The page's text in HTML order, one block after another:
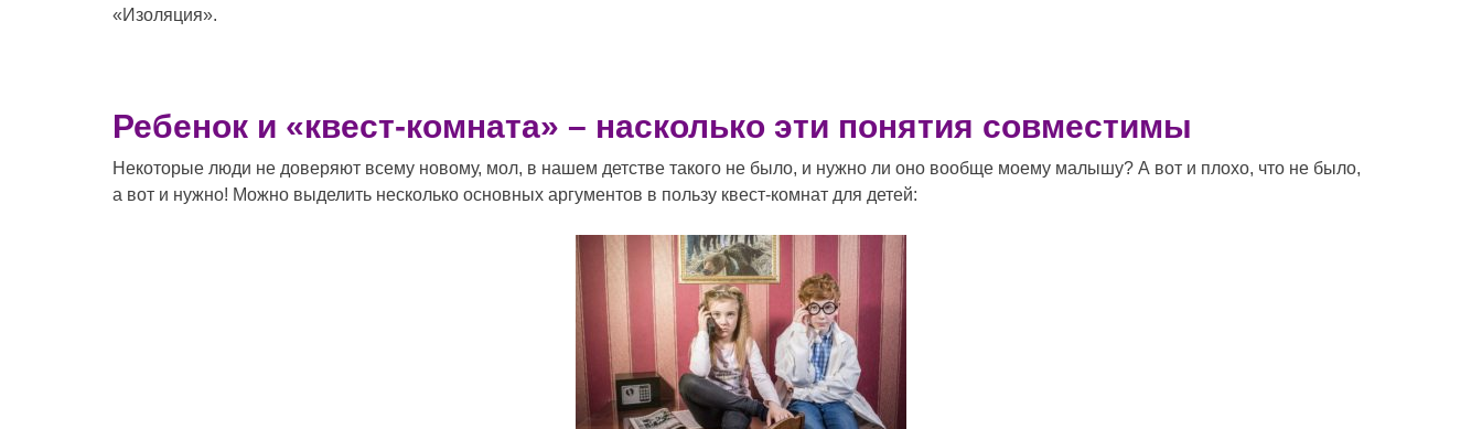
«Изоляция».
Ребенок и «квест-комната» – насколько эти понятия совместимы
Некоторые люди не доверяют всему новому, мол, в нашем детстве такого не было, и нужно ли оно вообще моему малышу? А вот и плохо, что не было,
а вот и нужно! Можно выделить несколько основных аргументов в пользу квест-комнат для детей: